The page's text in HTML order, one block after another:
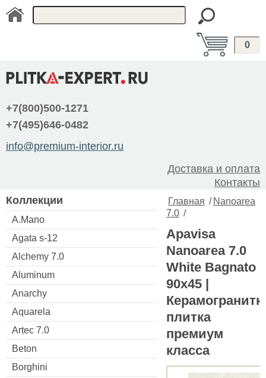
0
+7(800)500-1271
+7(495)646-0482
info@premium-interior.ru
Доставка и оплата
Контакты
Коллекции
A.Mano
Agata s-12
Alchemy 7.0
Aluminum
Anarchy
Aquarela
Artec 7.0
Beton
Borghini
Главная / Nanoarea
7.0 /
Apavisa
Nanoarea 7.0
White Bagnato
90x45 |
плитка
премиум
класса